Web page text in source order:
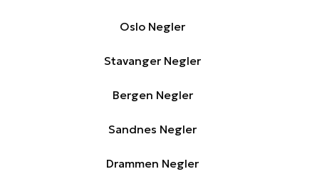
Oslo Negler
Stavanger Negler
Bergen Negler
Sandnes Negler
Drammen Negler